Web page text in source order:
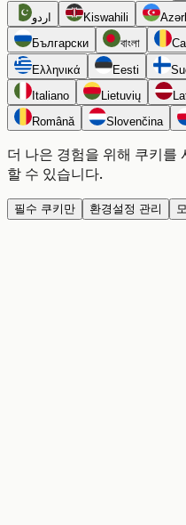
اردو Kiswahili
Български
বাংলা
Ελληνικά
Eesti
Italiano
Lietuvių
Română
Slovenčina
더 나은 경험을 위해 쿠키를
할 수 있습니다.
필수 쿠키만 환경설정 관리